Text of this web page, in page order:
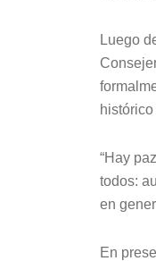
Luego
“Hay
todos:
en
En